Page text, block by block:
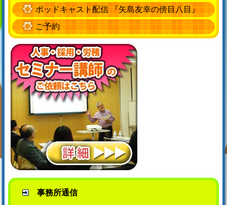
ポッドキャスト配信 『矢島友幸の傍目八目』
ご予約
事務所通信